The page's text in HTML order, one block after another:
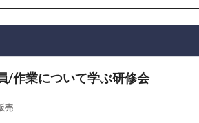
/作業について学ぶ研修会
売